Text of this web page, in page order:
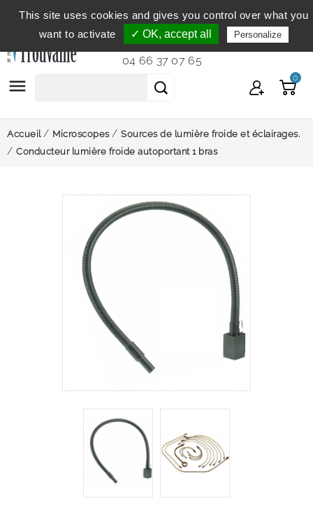
Service clientèle
du lundi au vendredi de 9h à 12h et
de 14h à 18h...
04 66 37 07 65
 0
Accueil Microscopes
Sources de lumière froide et éclairages.
Conducteur lumière froide autoportant 1 bras
This site uses cookies and gives you control over what you
want to activate
✓ OK, accept all Personalize